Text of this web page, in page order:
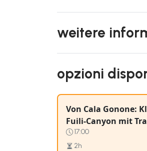
weitere
opzioni
Von Cala Gonone:
Fuili-Canyon mit
17:00
2h